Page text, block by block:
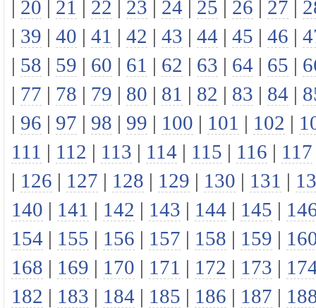
| 20 | 21 | 22 | 23 | 24 | 25 | 26 | 27 |
| 39 | 40 | 41 | 42 | 43 | 44 | 45 | 46 |
| 58 | 59 | 60 | 61 | 62 | 63 | 64 | 65 |
| 77 | 78 | 79 | 80 | 81 | 82 | 83 | 84 |
| 96 | 97 | 98 | 99 | 100 | 101 | 102 |
111 | 112 | 113 | 114 | 115 | 116 | 117
| 126 | 127 | 128 | 129 | 130 | 131 |
140 | 141 | 142 | 143 | 144 | 145 |
154 | 155 | 156 | 157 | 158 | 159 |
168 | 169 | 170 | 171 | 172 | 173 |
182 | 183 | 184 | 185 | 186 | 187 |